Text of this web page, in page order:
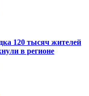
120 тысяч жителей
в регионе